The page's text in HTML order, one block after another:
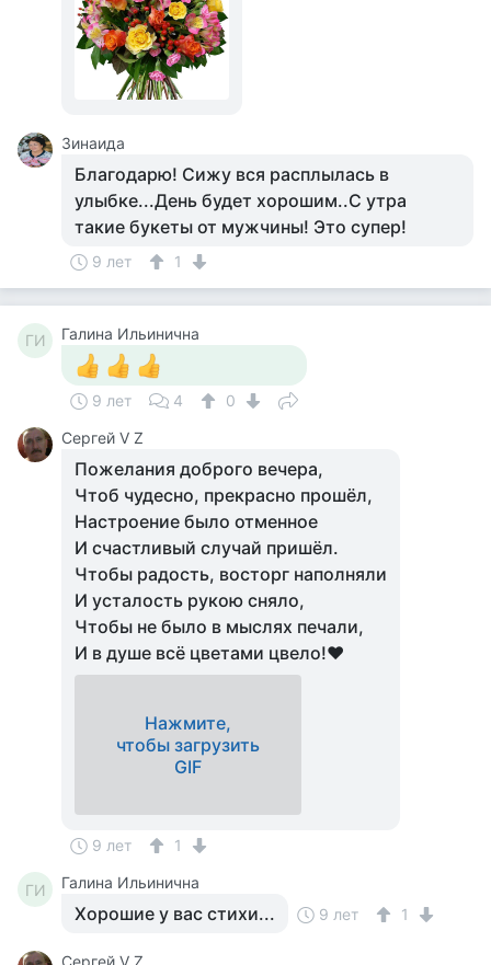
Зинаида
Благодарю! Сижу вся расплылась в
улыбке...День будет хорошим..С утра
такие букеты от мужчины! Это супер!
9 лет 1
ГИ Галина Ильинична
9 лет 4
0
Сергей V Z
Пожелания доброго вечера,
Чтоб чудесно, прекрасно прошёл,
Настроение было отменное
И счастливый случай пришёл.
Чтобы радость, восторг наполняли
И усталость рукою сняло,
Чтобы не было в мыслях печали,
И в душе всё цветами цвело!♥
Нажмите,
чтобы загрузить
GIF
9 лет 1
ГИ Галина Ильинична
Хорошие у вас стихи... 9 лет 1
Сергей V Z